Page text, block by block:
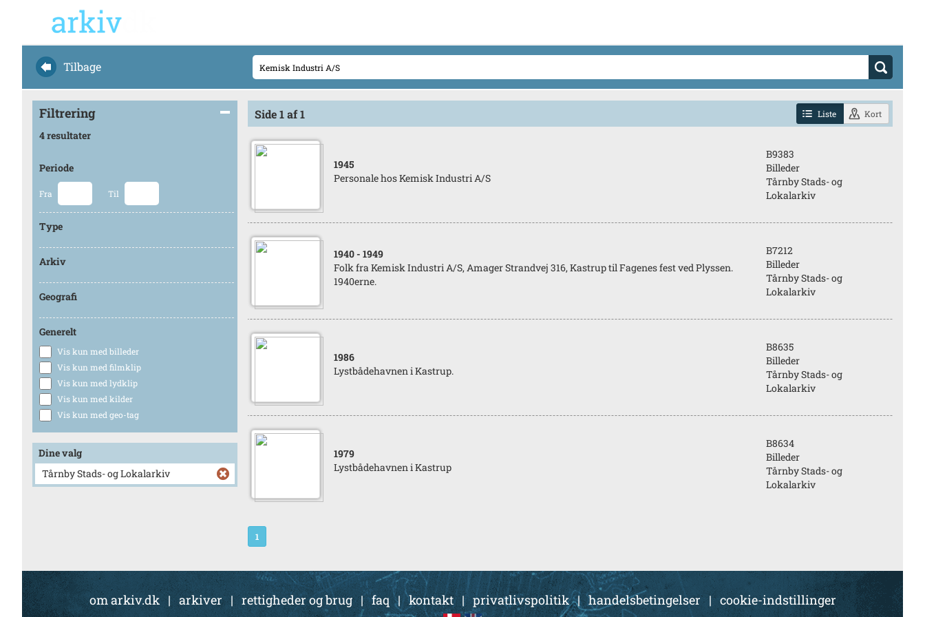
Tilbage
Filtrering
4 resultater
Periode
Fra Til
Type
Arkiv
Geografi
Generelt
Vis kun med billeder
Vis kun med filmklip
Vis kun med lydklip
Vis kun med kilder
Vis kun med geo-tag
Dine valg
Tårnby Stads- og Lokalarkiv
Side 1 af 1 Liste Kort
1945
Personale hos Kemisk Industri A/S
B9383
Billeder
Tårnby Stads- og
Lokalarkiv
1940 - 1949
Folk fra Kemisk Industri A/S, Amager Strandvej 316, Kastrup til Fagenes fest ved Plyssen.
1940erne.
B7212
Billeder
Tårnby Stads- og
Lokalarkiv
1986
Lystbådehavnen i Kastrup.
B8635
Billeder
Tårnby Stads- og
Lokalarkiv
1979
Lystbådehavnen i Kastrup
B8634
Billeder
Tårnby Stads- og
Lokalarkiv
1
om arkiv.dk | arkiver| rettigheder og brug|faq |kontakt| privatlivspolitik|handelsbetingelser | cookie-indstillinger